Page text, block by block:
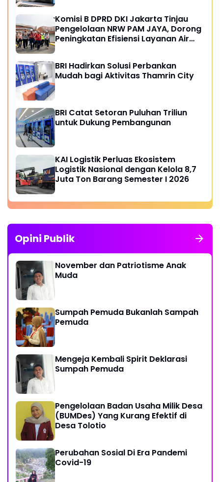
Komisi B DPRD DKI Jakarta Tinjau
Pengelolaan NRW PAM JAYA, Dorong
Peningkatan Efisiensi Layanan Air
BRI Hadirkan Solusi Perbankan
Mudah bagi Aktivitas Thamrin City
BRI Catat Setoran Puluhan Triliun
untuk Dukung Pembangunan
KAI Logistik Perluas Ekosistem
Logistik Nasional dengan Kelola 8,7
Juta Ton Barang Semester I 2026
Opini Publik
November dan Patriotisme Anak
Muda
Sumpah Pemuda Bukanlah Sampah
Pemuda
Mengeja Kembali Spirit Deklarasi
Sumpah Pemuda
Pengelolaan Badan Usaha Milik Desa
(BUMDes) Yang Kurang Efektif di
Desa Tolotio
Perubahan Sosial Di Era Pandemi
Covid-19